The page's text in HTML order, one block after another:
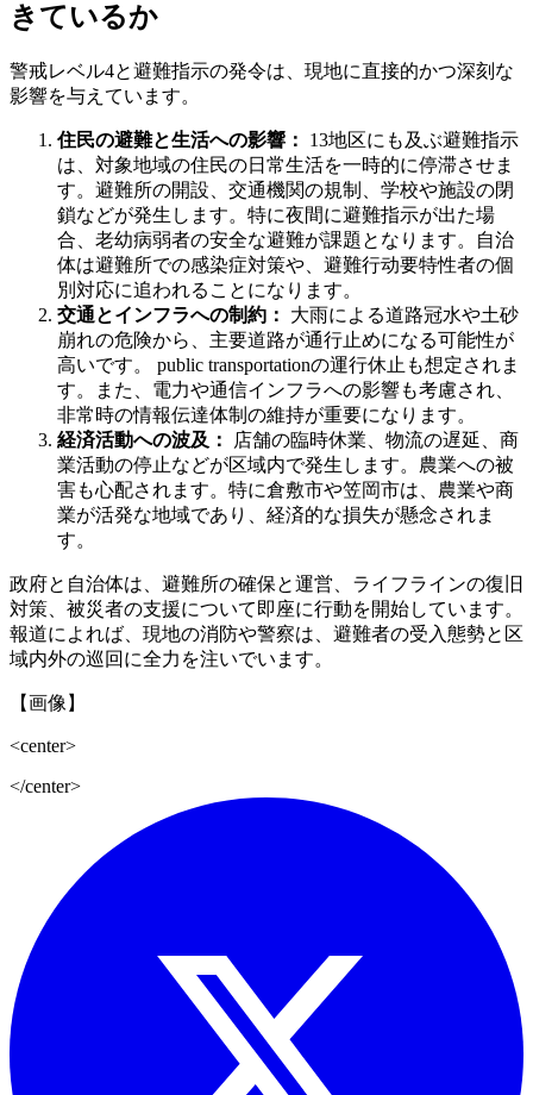
きているか
警戒レベル4と避難指示の発令は、現地に直接的かつ深刻な
影響を与えています。
住民の避難と生活への影響：
13地区にも及ぶ避難指示
は、対象地域の住民の日常生活を一時的に停滞させま
す。避難所の開設、交通機関の規制、学校や施設の閉
鎖などが発生します。特に夜間に避難指示が出た場
合、老幼病弱者の安全な避難が課題となります。自治
体は避難所での感染症対策や、避難行动要特性者の個
別対応に追われることになります。
交通とインフラへの制約：
大雨による道路冠水や土砂
崩れの危険から、主要道路が通行止めになる可能性が
高いです。 public transportationの運行休止も想定されま
す。また、電力や通信インフラへの影響も考慮され、
非常時の情報伝達体制の維持が重要になります。
経済活動への波及：
店舗の臨時休業、物流の遅延、商
業活動の停止などが区域内で発生します。農業への被
害も心配されます。特に倉敷市や笠岡市は、農業や商
業が活発な地域であり、経済的な損失が懸念されま
す。
政府と自治体は、避難所の確保と運営、ライフラインの復旧
対策、被災者の支援について即座に行動を開始しています。
報道によれば、現地の消防や警察は、避難者の受入態勢と区
域内外の巡回に全力を注いでいます。
【画像】
<center>
</center>